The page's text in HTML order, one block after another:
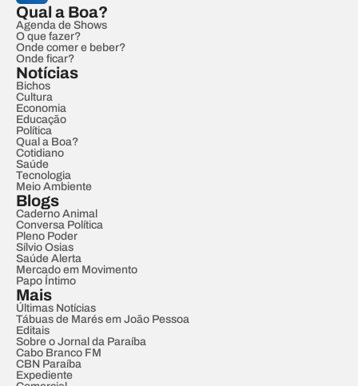
Qual a Boa?
Agenda de Shows
O que fazer?
Onde comer e beber?
Onde ficar?
Notícias
Bichos
Cultura
Economia
Educação
Política
Qual a Boa?
Cotidiano
Saúde
Tecnologia
Meio Ambiente
Blogs
Caderno Animal
Conversa Política
Pleno Poder
Sílvio Osias
Saúde Alerta
Mercado em Movimento
Papo Íntimo
Mais
Últimas Notícias
Tábuas de Marés em João Pessoa
Editais
Sobre o Jornal da Paraíba
Cabo Branco FM
CBN Paraíba
Expediente